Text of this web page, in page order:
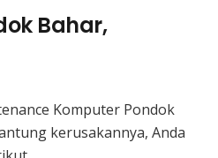
Bahar,
Komputer Pondok
kerusakannya, Anda